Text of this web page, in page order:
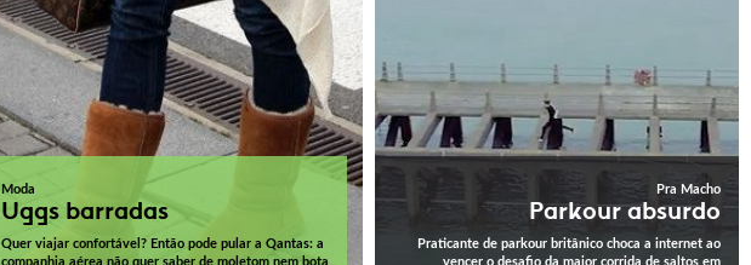
Moda
Uggs barradas
Quer viajar confortável? Então pode pular a Qantas: a
companhia aérea não quer saber de moletom nem bota
Pra Macho
Parkour absurdo
Praticante de parkour britânico choca a internet ao
vencer o desafio da maior corrida de saltos em